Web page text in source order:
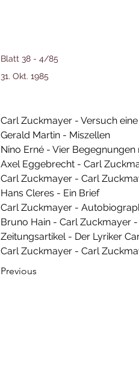
Blatt 38 - 4/85
31. Okt. 1985
Carl Zuckmayer - Versuch
Gerald Martin - Miszellen
Nino Erné - Vier
Axel Eggebrecht - Carl
Carl Zuckmayer - Carl
Hans Cleres - Ein Brief
Carl Zuckmayer -
Bruno Hain - Carl Zuckmayer
Zeitungsartikel - Der Lyriker
Carl Zuckmayer - Carl
Previous